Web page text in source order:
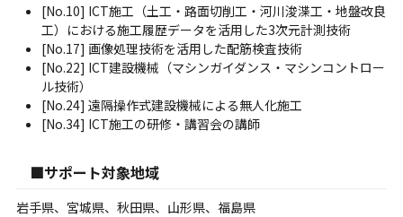
[No.10] ICT施工（土工・路面切削工・河川浚渫工・地盤改良
工）における施工履歴データを活用した3次元計測技術
[No.17] 画像処理技術を活用した配筋検査技術
[No.22] ICT建設機械（マシンガイダンス・マシンコントロー
ル技術）
[No.24] 遠隔操作式建設機械による無人化施工
[No.34] ICT施工の研修・講習会の講師
■サポート対象地域
岩手県、宮城県、秋田県、山形県、福島県